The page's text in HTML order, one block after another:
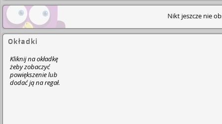
Nikt jeszcze nie
Okładki
Kliknij na okładkę
żeby zobaczyć
powiększenie lub
dodać ją na regał.